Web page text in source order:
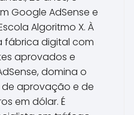
Google AdSense e
Algoritmo X. À
fábrica digital com
aprovados e
domina o
aprovação e de
em dólar. É